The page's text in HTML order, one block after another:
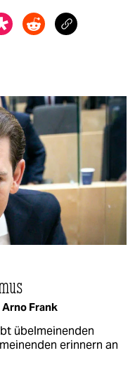
Arno Frank
übelmeinenden
erinnern an